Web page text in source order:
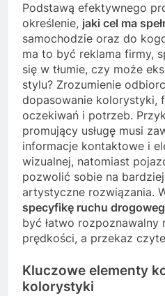
Podstawą efektywnego
określenie, jaki cel ma
samochodzie oraz do
ma to być reklama firmy,
się w tłumie, czy może
stylu? Zrozumienie
dopasowanie kolorystyki,
oczekiwań i potrzeb.
promujący usługę musi
informacje kontaktowe i
wizualnej, natomiast
pozwolić sobie na
artystyczne rozwiązania.
specyfikę ruchu
być łatwo rozpoznawalny
prędkości, a przekaz
Kluczowe elementy
kolorystyki